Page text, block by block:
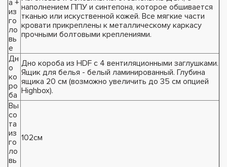
а +
из
го
ло
вь
е
наполнением ППУ и синтепона, которое обшивается
тканью или искуственной кожей. Все мягкие части
кровати прикреплены к металлическому каркасу
прочными болтовыми креплениями.
Дн
о
ко
ро
ба
Дно короба из HDF с 4 вентиляционными заглушками.
Ящик для белья - белый ламинированный. Глубина
ящика 20 см (возможно увеличить до 35 см опцией
Highbox).
Вы
со
та
из
го
ло
вь
102см